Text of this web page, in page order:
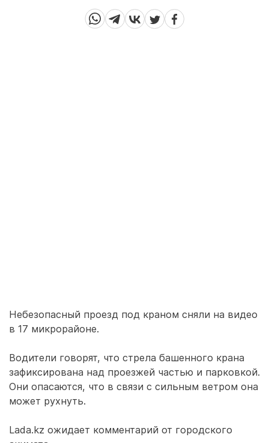
Небезопасный проезд под краном сняли на видео
в 17 микрорайоне.
Водители говорят, что стрела башенного крана
зафиксирована над проезжей частью и парковкой.
Они опасаются, что в связи с сильным ветром она
может рухнуть.
Lada.kz ожидает комментарий от городского